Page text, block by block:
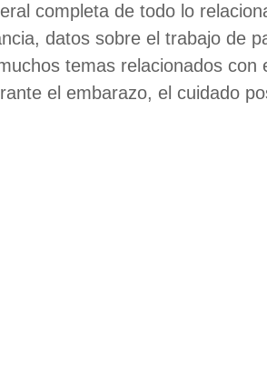
completa de todo lo
datos sobre el trabajo de
temas relacionados con
el embarazo, el cuidado